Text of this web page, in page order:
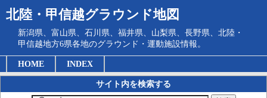
北陸・甲信越グラウンド地図
新潟県、富山県、石川県、福井県、山梨県、長野県、北陸・
甲信越地方6県各地のグラウンド・運動施設情報。
HOME INDEX
サイト内を検索する